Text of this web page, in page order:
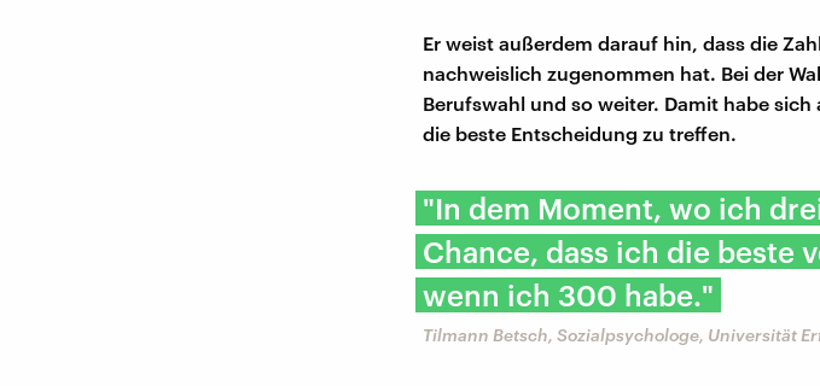
Er weist außerdem darauf hin, dass die
nachweislich zugenommen hat. Bei der
Berufswahl und so weiter. Damit habe
die beste Entscheidung zu treffen.
"In dem Moment, wo ich
Chance, dass ich die beste
wenn ich 300 habe."
Tilmann Betsch, Sozialpsychologe, Universität